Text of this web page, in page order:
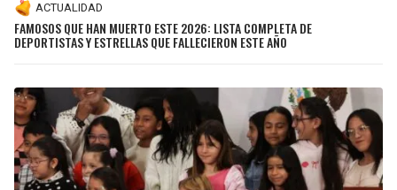
ACTUALIDAD
FAMOSOS QUE HAN MUERTO ESTE 2026: LISTA COMPLETA DE
DEPORTISTAS Y ESTRELLAS QUE FALLECIERON ESTE AÑO